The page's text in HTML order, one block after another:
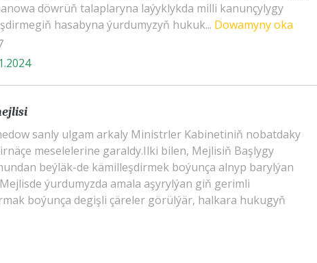
döwrüň talaplaryna laýyklykda milli kanunçylygy
hasabyna ýurdumyzyň hukuk... Dowamyny oka
sanly ulgam arkaly Ministrler Kabinetiniň nobatdaky
meselelerine garaldy.Ilki bilen, Mejlisiň Başlygy
beýläk-de kämilleşdirmek boýunça alnyp barylýan
ýurdumyzda amala aşyrylýan giň gerimli
boýunça degişli çäreler görülýär, halkara hukugyň